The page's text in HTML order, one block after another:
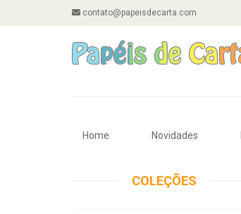
contato@papeisdecarta.com
Home Novidades
COLEÇÕES